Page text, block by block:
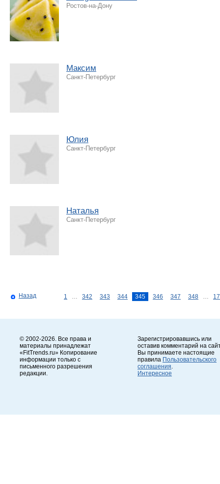
Ростов-на-Дону
Максим
Санкт-Петербург
Юлия
Санкт-Петербург
Наталья
Санкт-Петербург
Назад 1 342 343 344 345 346 347 348
© 2002-2026. Все права и
материалы принадлежат
«FitTrends.ru» Копирование
информации только с
письменного разрешения
редакции.
Зарегистрировавшись или
оставив комментарий на
Вы принимаете настоящие
правила Пользовательского
соглашения
Интересное